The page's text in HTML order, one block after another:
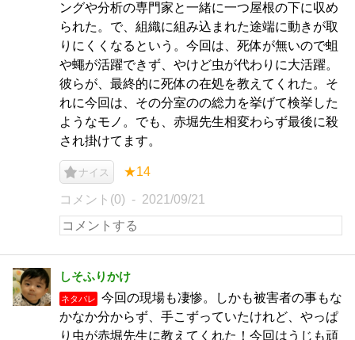
ングや分析の専門家と一緒に一つ屋根の下に収め
られた。で、組織に組み込まれた途端に動きが取
りにくくなるという。今回は、死体が無いので蛆
や蠅が活躍できず、やけど虫が代わりに大活躍。
彼らが、最終的に死体の在処を教えてくれた。そ
れに今回は、その分室のの総力を挙げて検挙した
ようなモノ。でも、赤堀先生相変わらず最後に殺
され掛けてます。
ナイス ★14
コメント(0) 2021/09/21
しそふりかけ
ネタバレ
今回の現場も凄惨。しかも被害者の事もな
かなか分からず、手こずっていたけれど、やっぱ
り虫が赤堀先生に教えてくれた！今回はうじも頑